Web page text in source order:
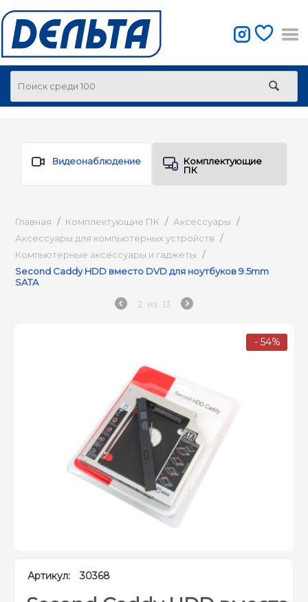
Видеонаблюдение
Комплектующие
ПК
Главная / Комплектующие ПК / Аксессуары /
Аксессуары для компьютерных устройств /
Компьютерные аксессуары и гаджеты /
Second Caddy HDD вместо DVD для ноутбуков 9.5mm
SATA
2 из 13
- 54%
Артикул: 30368